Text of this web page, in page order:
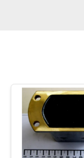
उद्धरण
की
विनती
करे